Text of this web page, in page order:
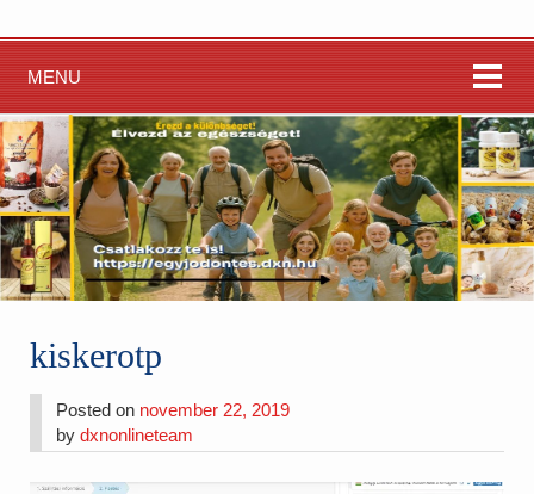
MENU
kiskerotp
Posted on november 22, 2019
bydxnonlineteam